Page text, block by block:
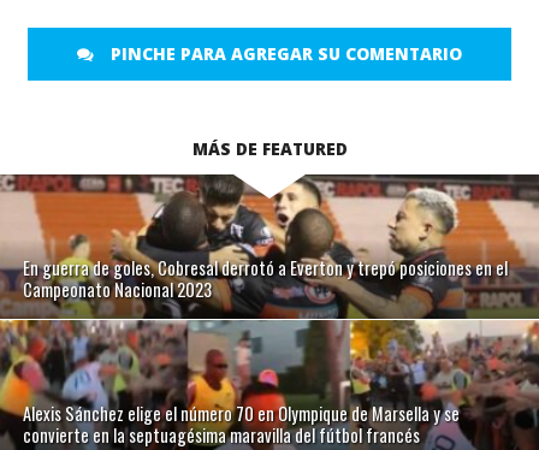
PINCHE PARA AGREGAR SU COMENTARIO
MÁS DE FEATURED
En guerra de goles, Cobresal derrotó a Everton y trepó posiciones en el
Campeonato Nacional 2023
Alexis Sánchez elige el número 70 en Olympique de Marsella y se
convierte en la septuagésima maravilla del fútbol francés